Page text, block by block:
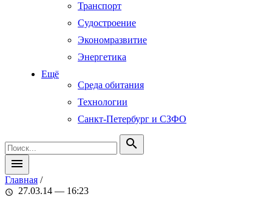
Транспорт
Судостроение
Экономразвитие
Энергетика
Ещё
Среда обитания
Технологии
Санкт-Петербург и СЗФО
search
menu
Главная /
schedule 27.03.14 — 16:23